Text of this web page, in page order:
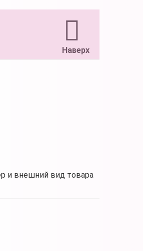
Наверх
и внешний вид товара